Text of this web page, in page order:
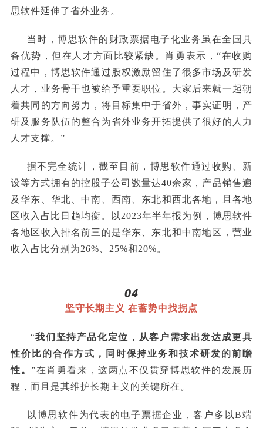
思软件延伸了省外业务。
当时，博思软件的财政票据电子化业务虽在全国具
备优势，但在人才方面比较紧缺。肖勇表示，“在收购
过程中，博思软件通过股权激励留住了很多市场及研发
人才，业务骨干也被给予重要职位。大家后来就一起朝
着共同的方向努力，将目标集中于省外，事实证明，产
研及服务队伍的整合为省外业务开拓提供了很好的人力
人才支撑。”
据不完全统计，截至目前，博思软件通过收购、新
设等方式拥有的控股子公司数量达40余家，产品销售遍
及华东、华北、中南、西南、东北和西北各地，且各地
区收入占比日趋均衡。以2023年半年报为例，博思软件
各地区收入排名前三的是华东、东北和中南地区，营业
收入占比分别为26%、25%和20%。
04
坚守长期主义 在蓄势中找拐点
“我们坚持产品化定位，从客户需求出发达成更具
性价比的合作方式，同时保持业务和技术研发的前瞻
性。”在肖勇看来，这两点不仅贯穿博思软件的发展历
程，而且是其维护长期主义的关键所在。
以博思软件为代表的电子票据企业，客户多以B端